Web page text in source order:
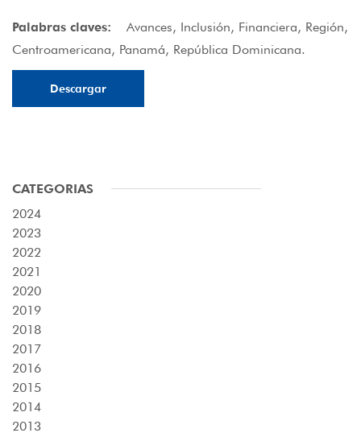
Palabras claves:
Avances, Inclusión, Financiera, Región,
Centroamericana, Panamá, República Dominicana.
Descargar
CATEGORIAS
2024
2023
2022
2021
2020
2019
2018
2017
2016
2015
2014
2013